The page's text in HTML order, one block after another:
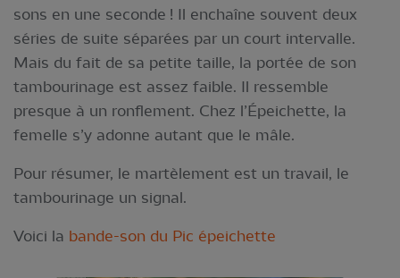
sons en une seconde ! Il enchaîne souvent deux
séries de suite séparées par un court intervalle.
Mais du fait de sa petite taille, la portée de son
tambourinage est assez faible. Il ressemble
presque à un ronflement. Chez l’Épeichette, la
femelle s’y adonne autant que le mâle.
Pour résumer, le martèlement est un travail, le
tambourinage un signal.
Voici la bande-son du Pic épeichette